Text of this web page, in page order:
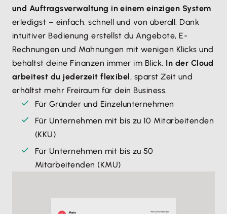
und Auftragsverwaltung in einem einzigen System
erledigst – einfach, schnell und von überall. Dank
intuitiver Bedienung erstellst du Angebote, E-
Rechnungen und Mahnungen mit wenigen Klicks und
behältst deine Finanzen immer im Blick. In der Cloud
arbeitest du jederzeit flexibel, sparst Zeit und
erhältst mehr Freiraum für dein Business.
Für Gründer und Einzelunternehmen
Für Unternehmen mit bis zu 10 Mitarbeitenden
(KKU)
Für Unternehmen mit bis zu 50
Mitarbeitenden (KMU)